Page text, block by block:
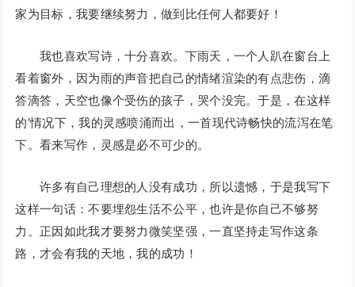
家为目标，我要继续努力，做到比任何人都要好！
我也喜欢写诗，十分喜欢。下雨天，一个人趴在窗台上
看着窗外，因为雨的声音把自己的情绪渲染的有点悲伤，滴
答滴答，天空也像个受伤的孩子，哭个没完。于是，在这样
的’情况下，我的灵感喷涌而出，一首现代诗畅快的流泻在笔
下。看来写作，灵感是必不可少的。
许多有自己理想的人没有成功，所以遗憾，于是我写下
这样一句话：不要埋怨生活不公平，也许是你自己不够努
力。正因如此我才要努力微笑坚强，一直坚持走写作这条
路，才会有我的天地，我的成功！